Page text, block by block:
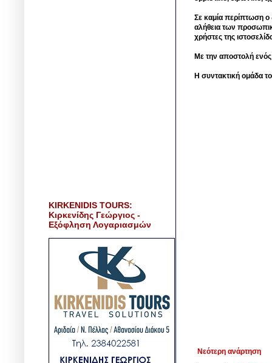
Σε καμία περίπτωση ο
αλήθεια των
χρήστες της
Με την αποστολή
Η συντακτική ομάδα
Νεότερη ανάρτηση
KIRKENIDIS TOURS:
Κιρκενίδης Γεώργιος -
Εξόφληση Λογαριασμών